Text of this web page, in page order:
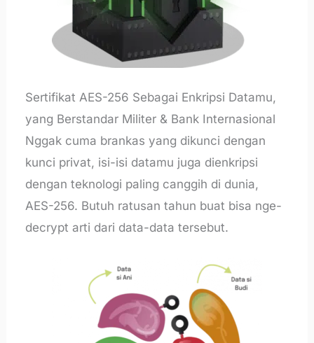
Sertifikat AES-256 Sebagai Enkripsi Datamu,
yang Berstandar Militer & Bank Internasional
Nggak cuma brankas yang dikunci dengan
kunci privat, isi-isi datamu juga dienkripsi
dengan teknologi paling canggih di dunia,
AES-256. Butuh ratusan tahun buat bisa nge-
decrypt arti dari data-data tersebut.